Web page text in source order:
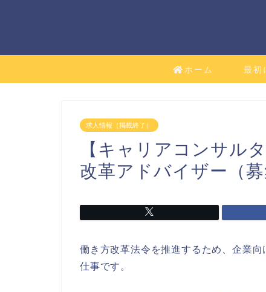
ホーム 最初
求人情報（掲載終了）
【キャリアコンサル
改革アドバイザー（募
働き方改革法令を推進するため、企業
仕事です。